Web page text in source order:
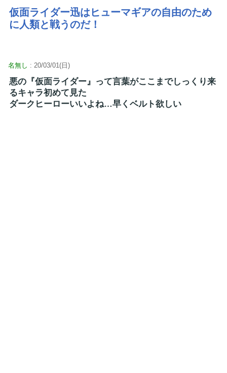
仮面ライダー迅はヒューマギアの自由のため
に人類と戦うのだ！
名無し : 20/03/01(日)
悪の『仮面ライダー』って言葉がここまでしっくり来
るキャラ初めて見た
ダークヒーローいいよね…早くベルト欲しい